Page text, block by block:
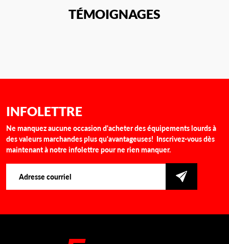
TÉMOIGNAGES
INFOLETTRE
Ne manquez aucune occasion d'acheter des équipements lourds à
des valeurs marchandes plus qu'avantageuses! Inscrivez-vous dès
maintenant à notre infolettre pour ne rien manquer.